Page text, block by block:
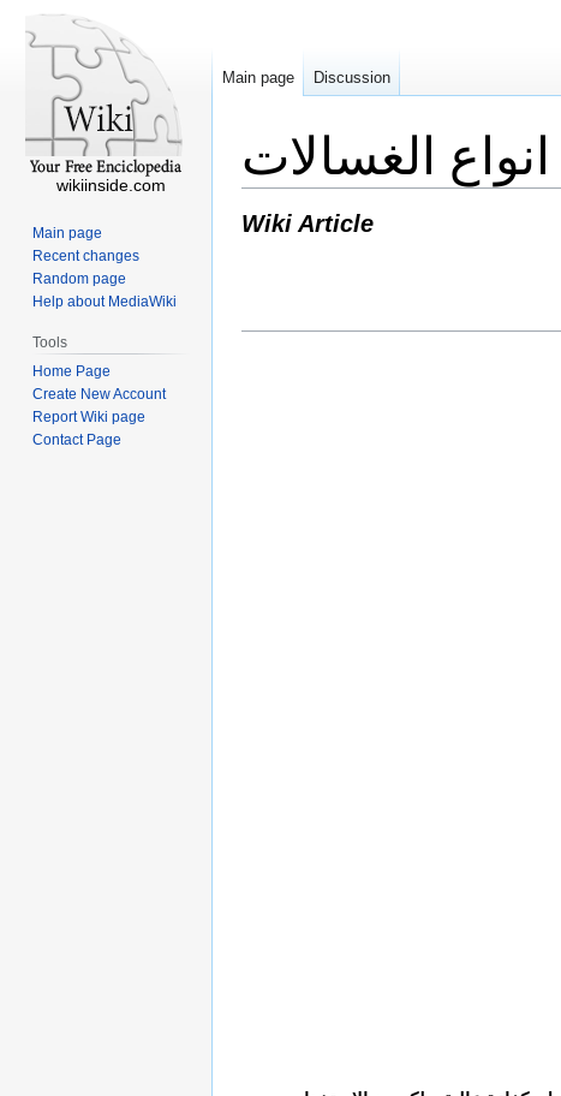
الغسالات
Wiki Article
Main page Discussion
wikiinside.com
Main page
Recent changes
Random page
Help about MediaWiki
Tools
Home Page
Create New Account
Report Wiki page
Contact Page